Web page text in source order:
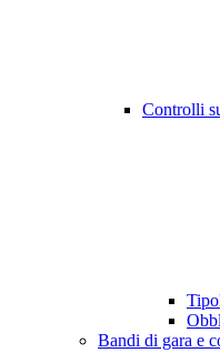
Controlli
Bandi di gara e